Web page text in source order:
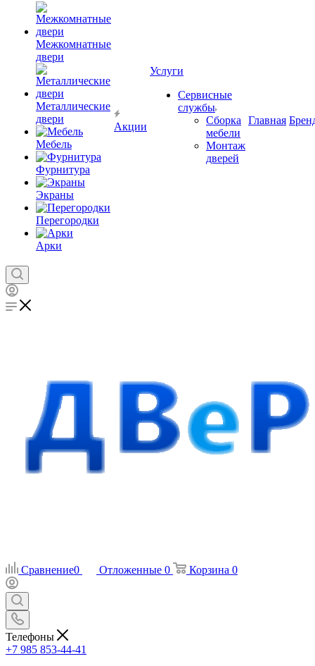
Межкомнатные
двери
Металлические
двери
Мебель
Фурнитура
Экраны
Перегородки
Арки
Акции
Услуги
Сервисные
службы
Сборка
мебели
Монтаж
дверей
Главная
Сравнение0 Отложенные 0 Корзина 0
Телефоны
+7 985 853-44-41